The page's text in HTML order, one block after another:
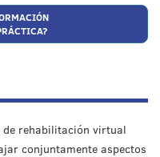
rehabilitación virtual
conjuntamente aspectos